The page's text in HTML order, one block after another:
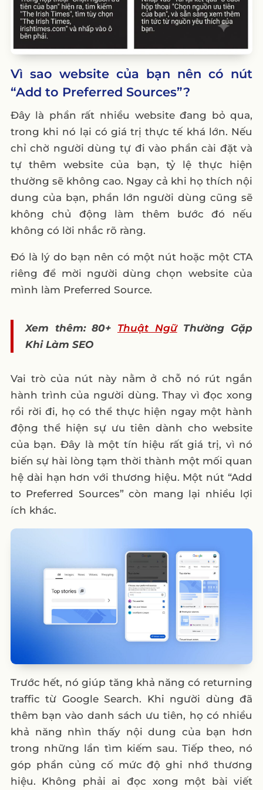
Vì sao website của bạn nên có nút
“Add to Preferred Sources”?
Đây là phần rất nhiều website đang bỏ qua,
trong khi nó lại có giá trị thực tế khá lớn. Nếu
chỉ chờ người dùng tự đi vào phần cài đặt và
tự thêm website của bạn, tỷ lệ thực hiện
thường sẽ không cao. Ngay cả khi họ thích nội
dung của bạn, phần lớn người dùng cũng sẽ
không chủ động làm thêm bước đó nếu
không có lời nhắc rõ ràng.
Đó là lý do bạn nên có một nút hoặc một CTA
riêng để mời người dùng chọn website của
mình làm Preferred Source.
Xem thêm: 80+ Thuật NgữThường Gặp
Khi Làm SEO
Vai trò của nút này nằm ở chỗ nó rút ngắn
hành trình của người dùng. Thay vì đọc xong
rồi rời đi, họ có thể thực hiện ngay một hành
động thể hiện sự ưu tiên dành cho website
của bạn. Đây là một tín hiệu rất giá trị, vì nó
biến sự hài lòng tạm thời thành một mối quan
hệ dài hạn hơn với thương hiệu. Một nút “Add
to Preferred Sources” còn mang lại nhiều lợi
ích khác.
Trước hết, nó giúp tăng khả năng có returning
traffic từ Google Search. Khi người dùng đã
thêm bạn vào danh sách ưu tiên, họ có nhiều
khả năng nhìn thấy nội dung của bạn hơn
trong những lần tìm kiếm sau. Tiếp theo, nó
góp phần củng cố mức độ ghi nhớ thương
hiệu. Không phải ai đọc xong một bài viết